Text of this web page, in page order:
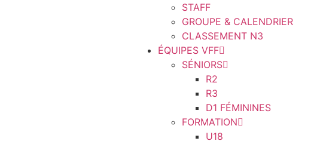
STAFF
GROUPE & CALENDRIER
CLASSEMENT N3
ÉQUIPES VFF
SÉNIORS
R2
R3
D1 FÉMININES
FORMATION
U18